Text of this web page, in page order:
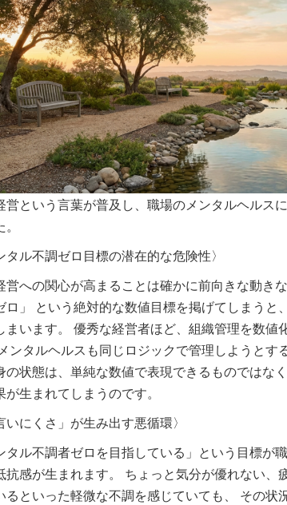
営という言葉が普及し、職場のメンタルヘルス
タル不調ゼロ目標の潜在的な危険性〉
営への関心が高まることは確かに前向きな動き
ロ」 という絶対的な数値目標を掲げてしまうと
まいます。 優秀な経営者ほど、組織管理を数値
ンタルヘルスも同じロジックで管理しようとす
の状態は、単純な数値で表現できるものではな
が生まれてしまうのです。
いにくさ」が生み出す悪循環〉
タル不調者ゼロを目指している」という目標が
抗感が生まれます。 ちょっと気分が優れない、
るといった軽微な不調を感じていても、 その状